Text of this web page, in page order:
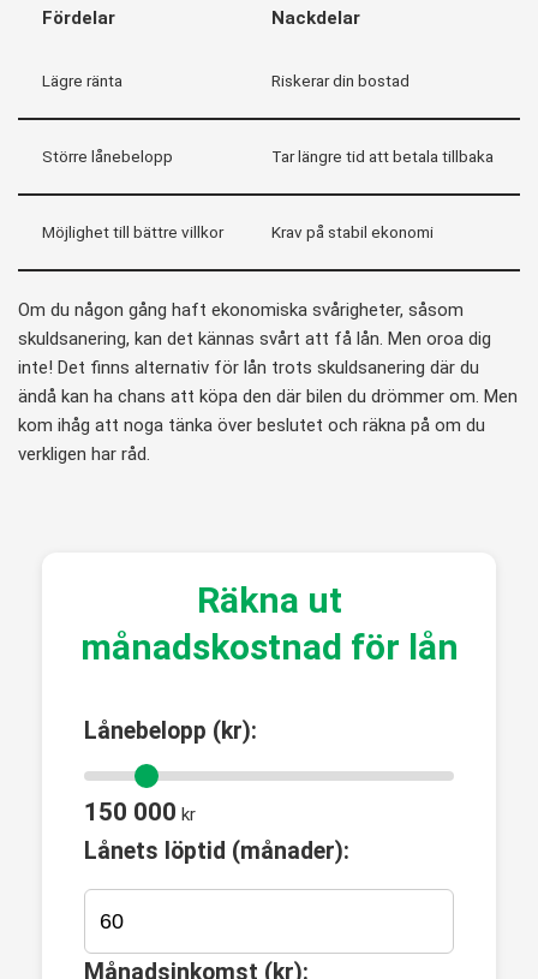
Fördelar Nackdelar
Lägre ränta Riskerar din bostad
Större lånebelopp Tar längre tid att betala tillbaka
Möjlighet till bättre villkor Krav på stabil ekonomi
Om du någon gång haft ekonomiska svårigheter, såsom
skuldsanering, kan det kännas svårt att få lån. Men oroa dig
inte! Det finns alternativ för lån trots skuldsanering där du
ändå kan ha chans att köpa den där bilen du drömmer om. Men
kom ihåg att noga tänka över beslutet och räkna på om du
verkligen har råd.
Räkna ut
månadskostnad för lån
Lånebelopp (kr):
150 000 kr
Lånets löptid (månader):
Månadsinkomst (kr):